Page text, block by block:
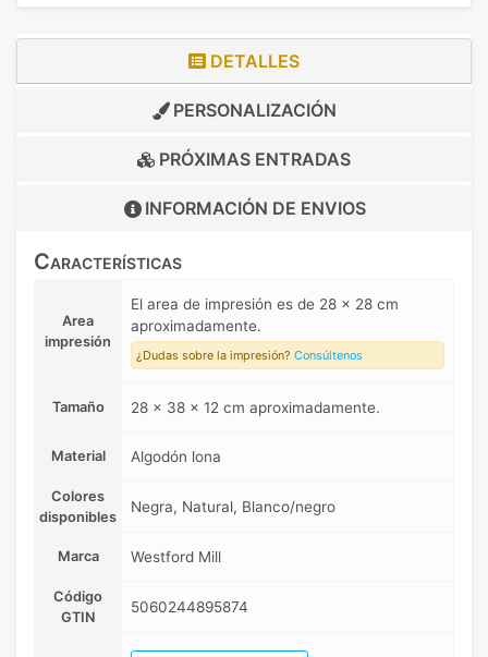
DETALLES
PERSONALIZACIÓN
PRÓXIMAS ENTRADAS
INFORMACIÓN DE ENVIOS
Características
Area
impresión
El area de impresión es de 28 x 28 cm
aproximadamente.
¿Dudas sobre la impresión? Consúltenos
Tamaño 28 x 38 x 12 cm aproximadamente.
Material Algodón lona
Colores
disponibles
Negra, Natural, Blanco/negro
Marca Westford Mill
Código
GTIN
5060244895874